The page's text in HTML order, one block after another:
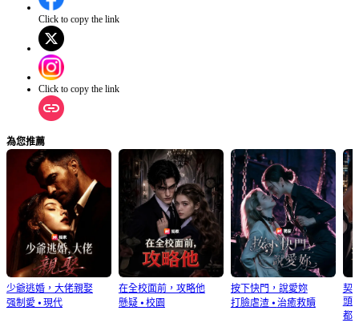
Click to copy the link
Click to copy the link
為您推薦
少爺逃婚，大佬親娶
强制愛 ⦁ 現代
在全校面前，攻略他
懸疑⦁ 校園
按下快門，說愛妳
打臉虐渣⦁ 治癒救贖
契
頭
都